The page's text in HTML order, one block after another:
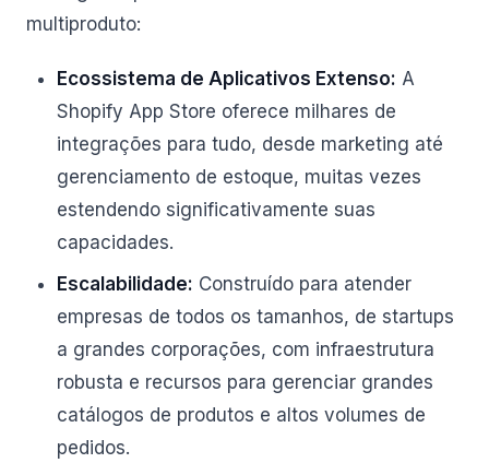
multiproduto:
Ecossistema de Aplicativos Extenso: A
Shopify App Store oferece milhares de
integrações para tudo, desde marketing até
gerenciamento de estoque, muitas vezes
estendendo significativamente suas
capacidades.
Escalabilidade: Construído para atender
empresas de todos os tamanhos, de startups
a grandes corporações, com infraestrutura
robusta e recursos para gerenciar grandes
catálogos de produtos e altos volumes de
pedidos.